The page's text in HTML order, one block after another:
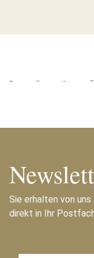
Sie erhalten von
direkt in Ihr